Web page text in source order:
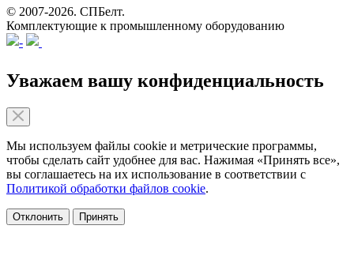
© 2007-2026. СПБелт.
Комплектующие к промышленному оборудованию
Уважаем вашу конфиденциальность
Мы используем файлы cookie и метрические программы,
чтобы сделать сайт удобнее для вас. Нажимая «Принять все»,
вы соглашаетесь на их использование в соответствии с
Политикой обработки файлов cookie.
Отклонить Принять